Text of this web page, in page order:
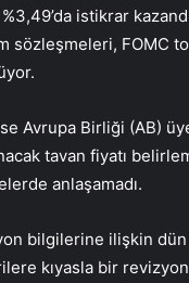
istikrar
sözleşmeleri, FOMC
Avrupa Birliği (AB)
tavan fiyatı
anlaşamadı.
bilgilerine ilişkin dün
kıyasla bir